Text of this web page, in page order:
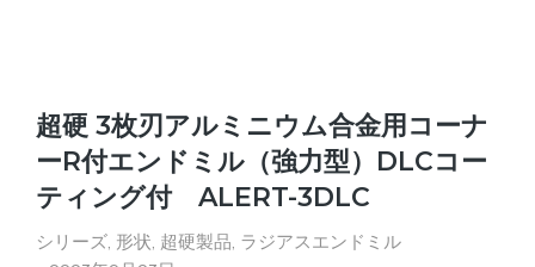
超硬 3枚刃アルミニウム合金用コーナ
ーR付エンドミル（強力型）DLCコー
ティング付 ALERT-3DLC
シリーズ, 形状, 超硬製品, ラジアスエンドミル